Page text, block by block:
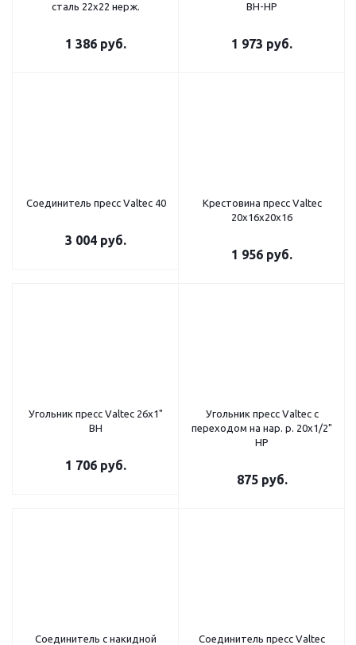
cталь 22х22 нерж.
1 386 руб.
ВН-НР
1 973 руб.
Соединитель пресс Valtec 40
3 004 руб.
Крестовина пресс Valtec
20х16х20х16
1 956 руб.
Угольник пресс Valtec 26х1"
ВН
1 706 руб.
Угольник пресс Valtec с
переходом на нар. р. 20х1/2"
НР
875руб.
Соединитель с накидной Соединитель пресс Valtec